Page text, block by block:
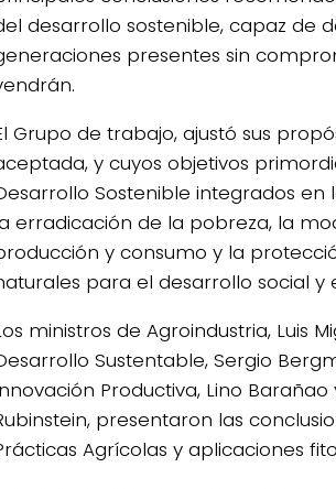
desarrollo sostenible, capaz de
presentes sin
Grupo de trabajo, ajustó sus
y cuyos objetivos
Sostenible integrados en
erradicación de la pobreza, la
y consumo y la
para el desarrollo social y
ministros de Agroindustria, Luis
Sustentable, Sergio
Productiva, Lino
presentaron las
Agrícolas y aplicaciones